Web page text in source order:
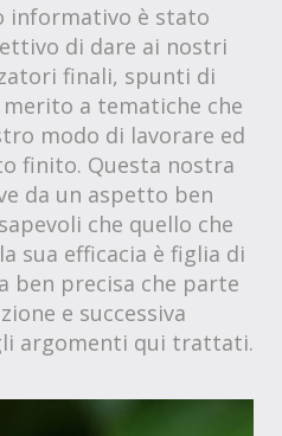
informativo è stato
di dare ai nostri
finali, spunti di
a tematiche che
modo di lavorare ed
finito. Questa nostra
da un aspetto ben
che quello che
sua efficacia è figlia di
ben precisa che parte
e successiva
argomenti qui trattati.